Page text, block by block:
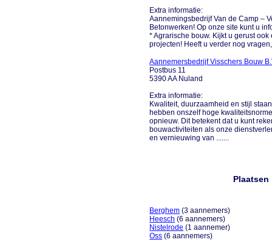
Extra informatie:
Aannemingsbedrijf Van de Camp –
Betonwerken! Op onze site kunt u
* Agrarische bouw. Kijkt u gerust
projecten! Heeft u verder nog
Aannemersbedrijf Visschers Bouw
Postbus 11
5390 AA Nuland
Extra informatie:
Kwaliteit, duurzaamheid en stijl
hebben onszelf hoge
opnieuw. Dit betekent dat u kunt
bouwactiviteiten als onze
en vernieuwing van .......
Berghem (3 aannemers)
Heesch (6 aannemers)
Nistelrode (1 aannemer)
Oss (6 aannemers)